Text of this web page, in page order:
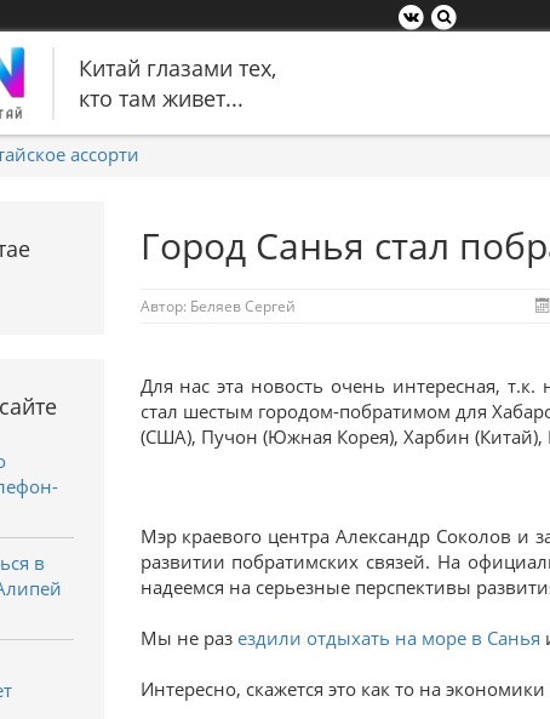
Китай глазами тех,
кто там живет...
ассорти
Город Санья стал
Автор: Беляев Сергей
Для нас эта новость очень интересная,
стал шестым городом-побратимом для
(США), Пучон (Южная Корея), Харбин (Китай),
Мэр краевого центра Александр Соколов и
развитии побратимских связей. На
надеемся на серьезные перспективы
Мы не разездили отдыхать на море в Санья
Интересно, скажется это как то на
в